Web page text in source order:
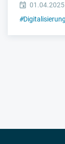
01.04.2025
#Digitalisierung